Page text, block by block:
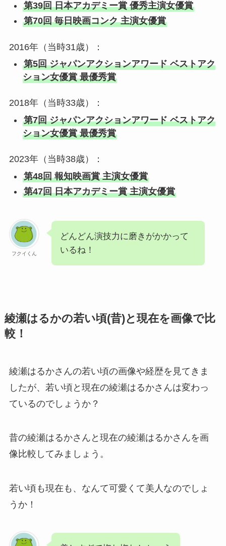
第39回 日本アカデミー賞 優秀主演女優賞
第70回 毎日映画コンク 主演女優賞
2016年（当時31歳）：
第5回 ジャパンアクションアワード ベストアク
ション女優賞 最優秀賞
2018年（当時33歳）：
第7回 ジャパンアクションアワード ベストアク
ション女優賞 最優秀賞
2023年（当時38歳）：
第48回 報知映画賞 主演女優賞
第47回 日本アカデミー賞 主演女優賞
フクイくん
どんどん演技力に磨きがかかって
いるね！
綾瀬はるかの若い頃(昔)と現在を画像で比
較！
綾瀬はるかさんの若い頃の画像や経歴を見てきま
したが、若い頃と現在の綾瀬はるかさんは変わっ
ているのでしょうか？
昔の綾瀬はるかさんと現在の綾瀬はるかさんを画
像比較してみましょう。
若い頃も現在も、なんて可愛くて美人なのでしょ
うか！